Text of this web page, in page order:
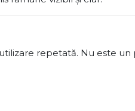
repetată. Nu este